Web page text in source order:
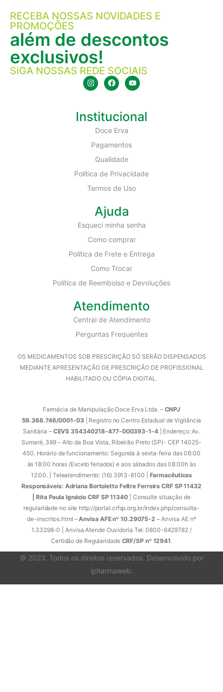
RECEBA NOSSAS NOVIDADES E
PROMOÇÕES
além de descontos
exclusivos!
SiGA NOSSAS REDE SOCIAIS
Institucional
Doce Erva
Pagamentos
Qualidade
Política de Privacidade
Termos de Uso
Ajuda
Esqueci minha senha
Como comprar
Política de Frete e Entrega
Como Trocar
Política de Reembolso e Devoluções
Atendimento
Central de Atendimento
Perguntas Frequentes
OS MEDICAMENTOS SOB PRESCRIÇÃO SÓ SERÃO DISPENSADOS
MEDIANTE APRESENTAÇÃO DE PRESCRIÇÃO DE PROFISSIONAL
HABILITADO OU CÓPIA DIGITAL.
Farmácia de Manipulação Doce Erva Ltda. – CNPJ
59.368.746/0001-03| Registro no Centro Estadual de Vigilância
Sanitária –CEVS 354340218-477-000393-1-4| Endereço: Av.
Sumaré, 399 – Alto da Boa Vista, Ribeirão Preto (SP)- CEP 14025-
450. Horário de funcionamento: Segunda à sexta-feira das 08:00
às 18:00 horas (Exceto feriados) e aos sábados das 08:00h às
12:00. | Teleatendimento: (16) 3913-8100 | Farmacêuticas
Responsáveis: Adriana Bortoletto Feltre Ferreira CRF SP 11432
| Rita Paula Ignácio CRF SP 11340 | Consulte situação de
regularidade no site http://portal.crfsp.org.br/index.php/consulta-
de-inscritos.html –Anvisa AFE nº 10.29075-2 – Anvisa AE nº
1.33298-0 | Anvisa Atende Ouvidoria Tel: 0800-6429782 /
Certidão de Regularidade CRF/SP nº 12941.
© 2023. Todos os direitos reservados. Desenvolvido por
ipharmaweb.